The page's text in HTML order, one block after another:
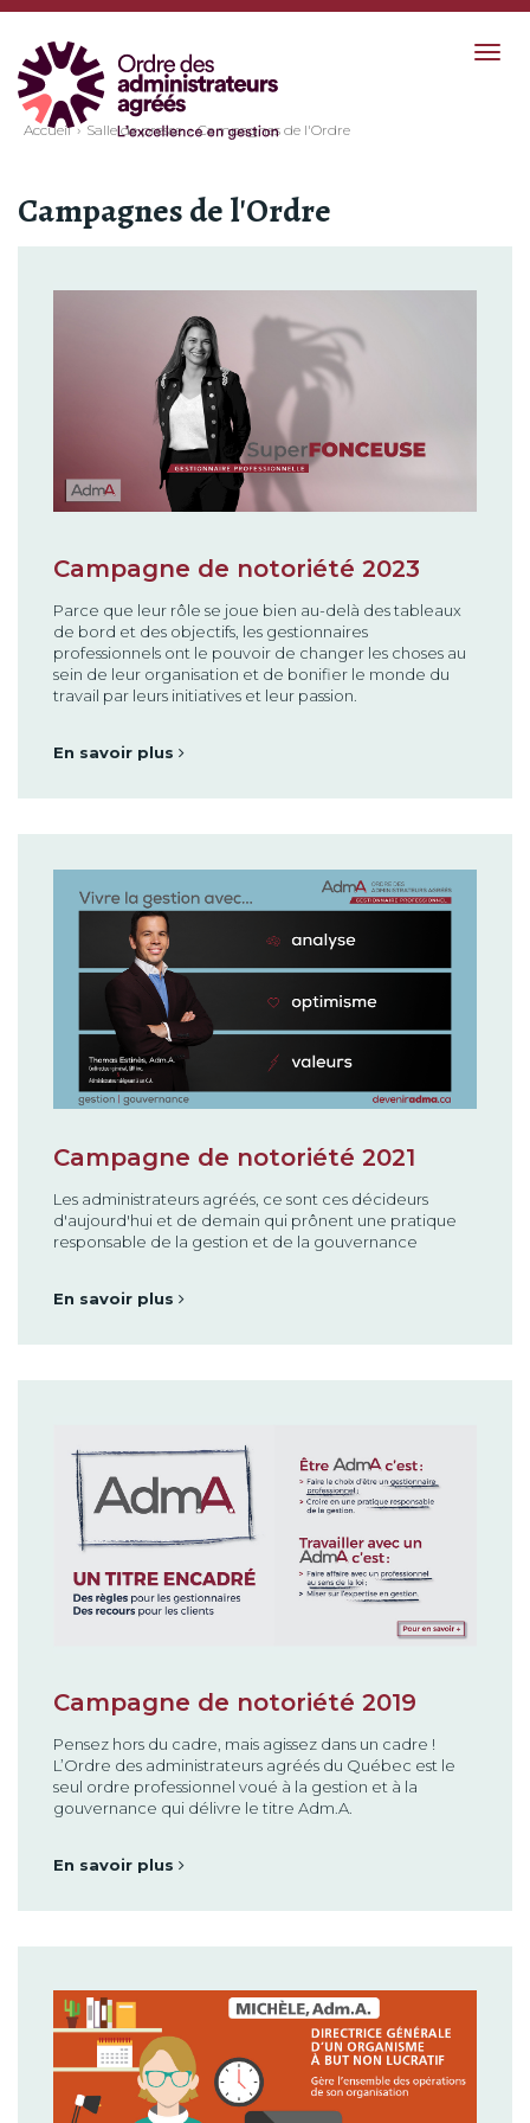
Accueil Salle de presse Campagnes de l'Ordre
Campagnes de l'Ordre
Campagne de notoriété 2023
Parce que leur rôle se joue bien au-delà des tableaux
de bord et des objectifs, les gestionnaires
professionnels ont le pouvoir de changer les choses au
sein de leur organisation et de bonifier le monde du
travail par leurs initiatives et leur passion.
En savoir plus
Campagne de notoriété 2021
Les administrateurs agréés, ce sont ces décideurs
d'aujourd'hui et de demain qui prônent une pratique
responsable de la gestion et de la gouvernance
En savoir plus
Campagne de notoriété 2019
Pensez hors du cadre, mais agissez dans un cadre !
L’Ordre des administrateurs agréés du Québec est le
seul ordre professionnel voué à la gestion et à la
gouvernance qui délivre le titre Adm.A.
En savoir plus